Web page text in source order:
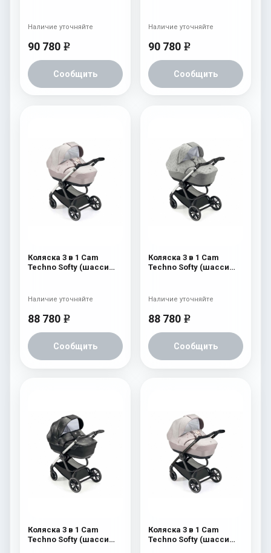
90 780 e
Сообщить
Наличие уточняйте
90 780 e
Сообщить
Наличие уточняйте
Коляска 3 в 1 Cam
Techno Softy (шасси
88 780 e
Сообщить
Наличие уточняйте
Коляска 3 в 1 Cam
Techno Softy (шасси
88 780 e
Сообщить
Наличие уточняйте
Коляска 3 в 1 Cam
Techno Softy (шасси
Коляска 3 в 1 Cam
Techno Softy (шасси